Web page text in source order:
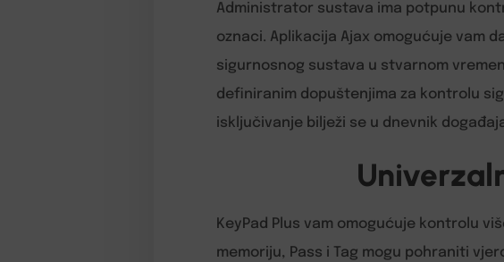
Administrator sustava ima potpunu
oznaci. Aplikacija Ajax omogućuje
sigurnosnog sustava u stvarnom
definiranim dopuštenjima za kontrolu
isključivanje bilježi se u dnevnik
KeyPad Plus vam omogućuje kontrolu
memoriju, Pass i Tag mogu pohraniti